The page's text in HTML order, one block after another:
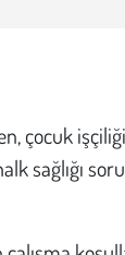
çocuk
sağlığı